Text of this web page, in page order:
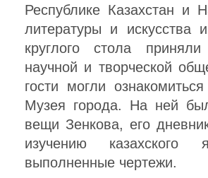
Республике Казахстан и
литературы и искусства
круглого стола
научной и творческой
гости могли
Музея города. На ней
вещи Зенкова, его
изучению казахского
выполненные чертежи.